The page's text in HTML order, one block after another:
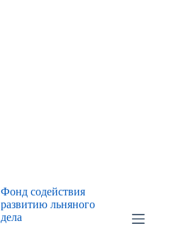
Фонд содействия
развитию льняного
дела